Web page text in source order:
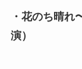
・花のち晴れ
演）